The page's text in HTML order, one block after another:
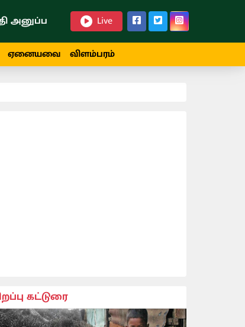
அனுப்ப Live
ஏனையவை விளம்பரம்
கட்டுரை